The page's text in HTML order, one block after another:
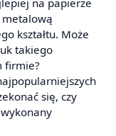
na papierze
kształtu. Może
takiego
firmie?
się, czy